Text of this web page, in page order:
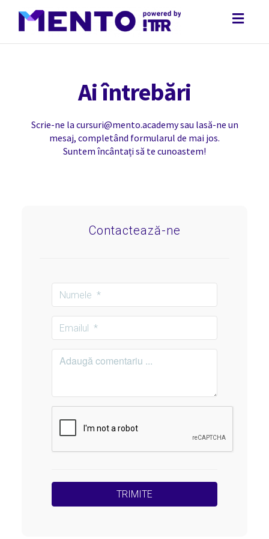
Ai întrebări
Scrie-ne la cursuri@mento.academy sau lasă-ne un
mesaj, completând formularul de mai jos.
Suntem încântați să te cunoastem!
Contactează-ne